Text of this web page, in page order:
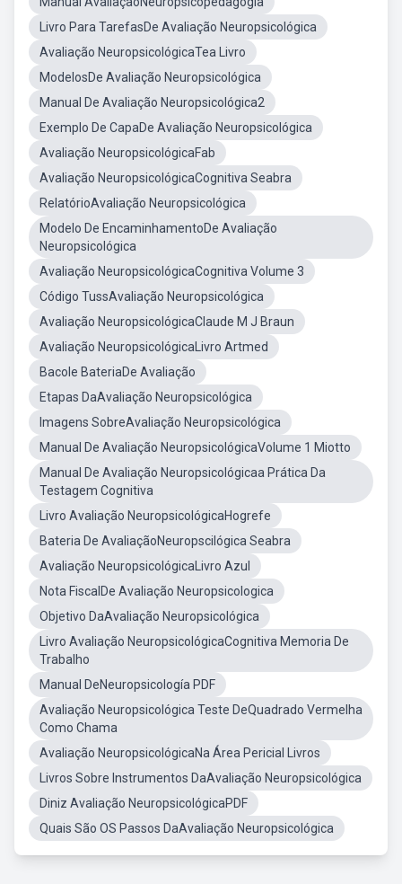
Livro Para TarefasDe Avaliação Neuropsicológica
Avaliação NeuropsicológicaTea Livro
ModelosDe Avaliação Neuropsicológica
Manual De Avaliação Neuropsicológica2
Exemplo De CapaDe Avaliação Neuropsicológica
Avaliação NeuropsicológicaFab
Avaliação NeuropsicológicaCognitiva Seabra
RelatórioAvaliação Neuropsicológica
Modelo De EncaminhamentoDe Avaliação
Neuropsicológica
Avaliação NeuropsicológicaCognitiva Volume 3
Código TussAvaliação Neuropsicológica
Avaliação NeuropsicológicaClaude M J Braun
Avaliação NeuropsicológicaLivro Artmed
Bacole BateriaDe Avaliação
Etapas DaAvaliação Neuropsicológica
Imagens SobreAvaliação Neuropsicológica
Manual De Avaliação NeuropsicológicaVolume 1 Miotto
Manual De Avaliação Neuropsicológicaa Prática Da
Testagem Cognitiva
Livro Avaliação NeuropsicológicaHogrefe
Bateria De AvaliaçãoNeuropscilógica Seabra
Avaliação NeuropsicológicaLivro Azul
Nota FiscalDe Avaliação Neuropsicologica
Objetivo DaAvaliação Neuropsicológica
Livro Avaliação NeuropsicológicaCognitiva Memoria De
Trabalho
Manual DeNeuropsicología PDF
Avaliação Neuropsicológica Teste DeQuadrado Vermelha
Como Chama
Avaliação NeuropsicológicaNa Área Pericial Livros
Livros Sobre Instrumentos DaAvaliação Neuropsicológica
Diniz Avaliação NeuropsicológicaPDF
Quais São OS Passos DaAvaliação Neuropsicológica